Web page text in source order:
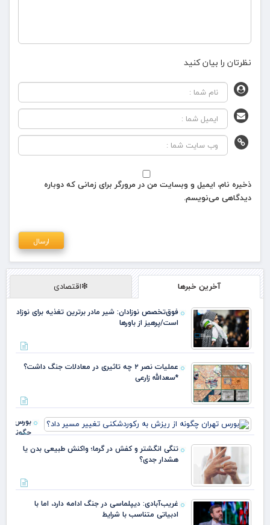
نظرتان را بیان کنید
ذخیره نام، ایمیل و وبسایت من در مرورگر برای زمانی که دوباره
دیدگاهی می‌نویسم.
آخرین خبرها ❇اقتصادی
فوق‌تخصص نوزادان: شیر مادر برترین تغذیه برای نوزاد
است/پرهیز از باورها
عملیات نصر ۲ چه تاثیری در معادلات جنگ داشت؟
*سعدالله زارعی
بورس
چگونه از
ریزش به
داد؟
تنگی انگشتر و کفش در گرما؛ واکنش طبیعی بدن یا
هشدار جدی؟
غریب‌آبادی: دیپلماسی در جنگ ادامه دارد، اما با
ادبیاتی متناسب با شرایط